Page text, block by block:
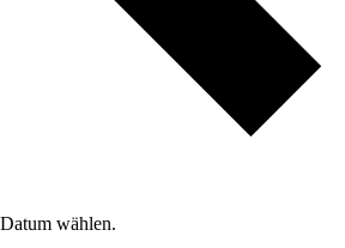
Datum wählen.